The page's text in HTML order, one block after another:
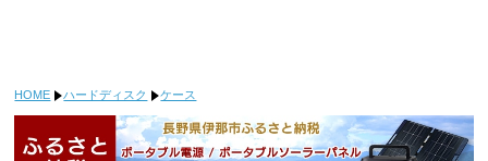
HOME ハードディスク ケース